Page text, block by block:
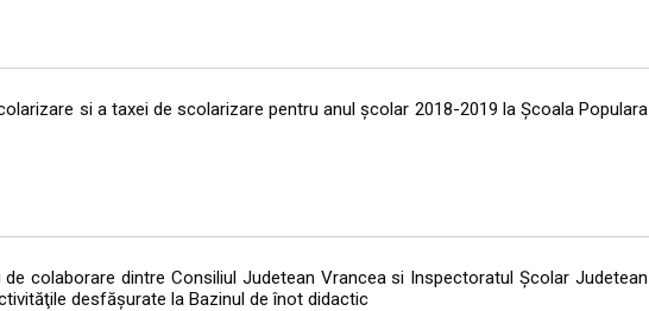
si a taxei de scolarizare pentru anul şcolar 2018-2019 la Şcoala Populara
colaborare dintre Consiliul Judetean Vrancea si Inspectoratul Şcolar Judetean
desfăşurate la Bazinul de înot didactic